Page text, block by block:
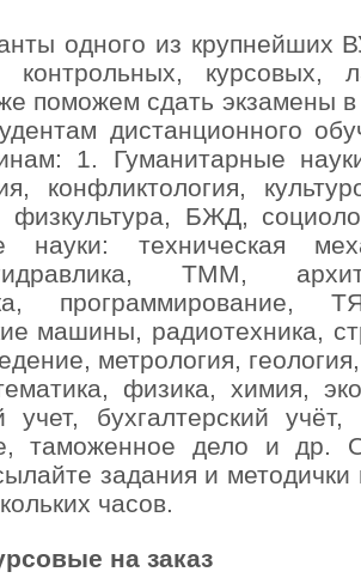
одного из крупнейших
контрольных, курсовых,
поможем сдать экзамены
дистанционного
1. Гуманитарные
конфликтология,
БЖД,
науки: техническая
ТММ,
машины, радиотехника,
метрология,
физика, химия,
учет, бухгалтерский
таможенное дело и др.
задания и
часов.
на заказ